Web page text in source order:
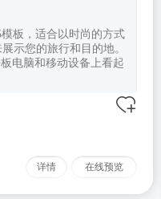
板，适合以时尚的方式
示您的旅行和目的地。
电脑和移动设备上看起
详情 在线预览